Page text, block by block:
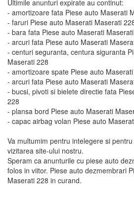
Ultimile anunturi expirate au continut:
- amortizoare fata Piese auto Maserati
- faruri Piese auto Maserati Maserati
- bara fata Piese auto Maserati
- arcuri fata Piese auto Maserati
- centuri seguranta, centura siguranta
Maserati 228
- amortizoare spate Piese auto
- arcuri fata Piese auto Maserati
- bucsi, pivoti si bielete directie fata
228
- plansa bord Piese auto Maserati
- capac airbag volan Piese auto
Va multumim pentru intelegere si
vizitarea site-ului nostru.
Speram ca anunturile cu piese auto
folos in viitor. Piese auto dezmembrari
Maserati 228 in curand.